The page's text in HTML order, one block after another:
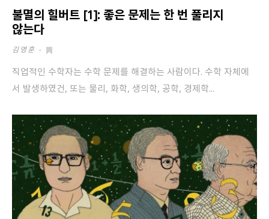
불멸의 힐버트 [1]: 좋은 문제는 한 번 풀리지
않는다
김영훈 -
직업적인 수학자는 수학 문제를 해결하는 사람이다. 수학 자체에
서 발생하였건, 또는 물리, 화학, 생의학, 공학, 경제학...